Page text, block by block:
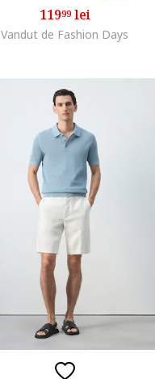
11999lei
Vandut de Fashion Days